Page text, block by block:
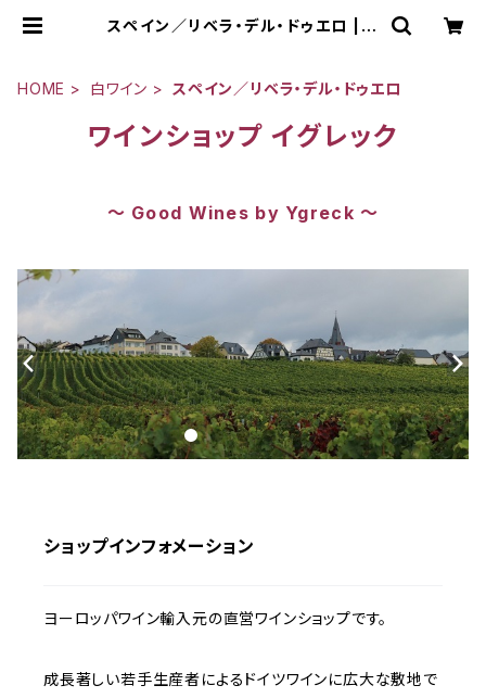
スペイン／リベラ・デル・ドゥエロ | G
HOME 白ワイン スペイン／リベラ・デル・ドゥエロ
ワインショップ イグレック
～ Good Wines by Ygreck ～
ショップインフォメーション
ヨーロッパワイン輸入元の直営ワインショップです。
成長著しい若手生産者によるドイツワインに広大な敷地で